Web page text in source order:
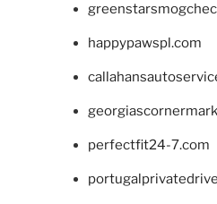
happypawspl.com
perfectfit24-7.com